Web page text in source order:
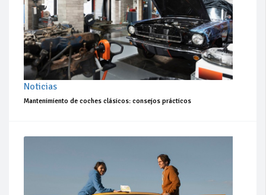
Noticias
Mantenimiento de coches clásicos: consejos prácticos